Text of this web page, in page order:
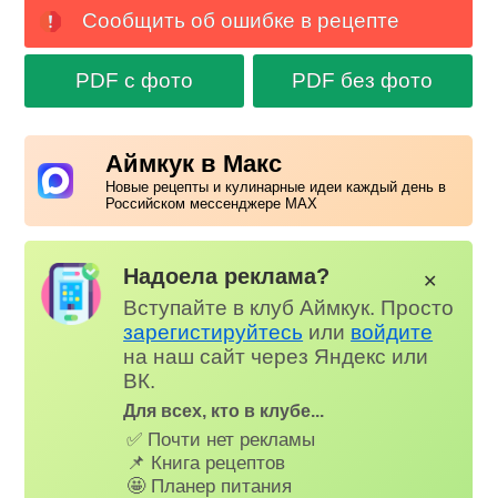
Сообщить об ошибке в рецепте
PDF с фото PDF без фото
Аймкук в Макс
Новые рецепты и кулинарные идеи каждый день в
Российском мессенджере MAX
Надоела реклама?
Вступайте в клуб Аймкук. Просто
зарегистируйтесь или войдите
на наш сайт через Яндекс или
ВК.
Для всех, кто в клубе...
✅ Почти нет рекламы
📌 Книга рецептов
🤩 Планер питания
✕